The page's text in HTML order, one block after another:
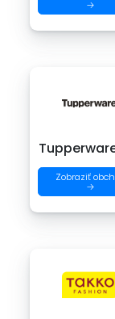
→
Zobraziť
→